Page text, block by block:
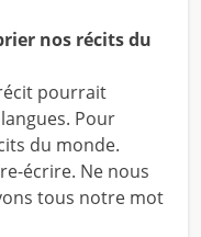
nos récits du
pourrait
Pour
du monde.
écrire. Ne nous
tous notre mot